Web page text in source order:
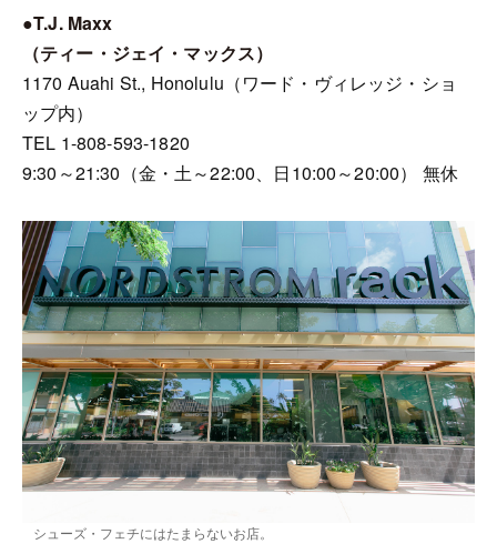
●T.J. Maxx
（ティー・ジェイ・マックス）
1170 Auahi St., Honolulu（ワード・ヴィレッジ・ショ
ップ内）
TEL 1-808-593-1820
9:30～21:30（金・土～22:00、日10:00～20:00） 無休
シューズ・フェチにはたまらないお店。